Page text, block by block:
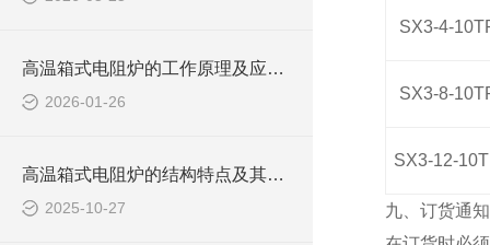
高温箱式电阻炉的工作原理及应用领域
2026-01-26
高温箱式电阻炉的结构特点及其作用
2025-10-27
SX3-4-10
SX3-8-10
SX3-12-10
九、订货通知